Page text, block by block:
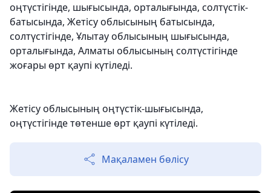
оңтүстігінде, шығысында, орталығында, солтүстік-
батысында, Жетісу облысының батысында,
солтүстігінде, Ұлытау облысының шығысында,
орталығында, Алматы облысының солтүстігінде
жоғары өрт қаупі күтіледі.
Жетісу облысының оңтүстік-шығысында,
оңтүстігінде төтенше өрт қаупі күтіледі.
Мақаламен бөлісу